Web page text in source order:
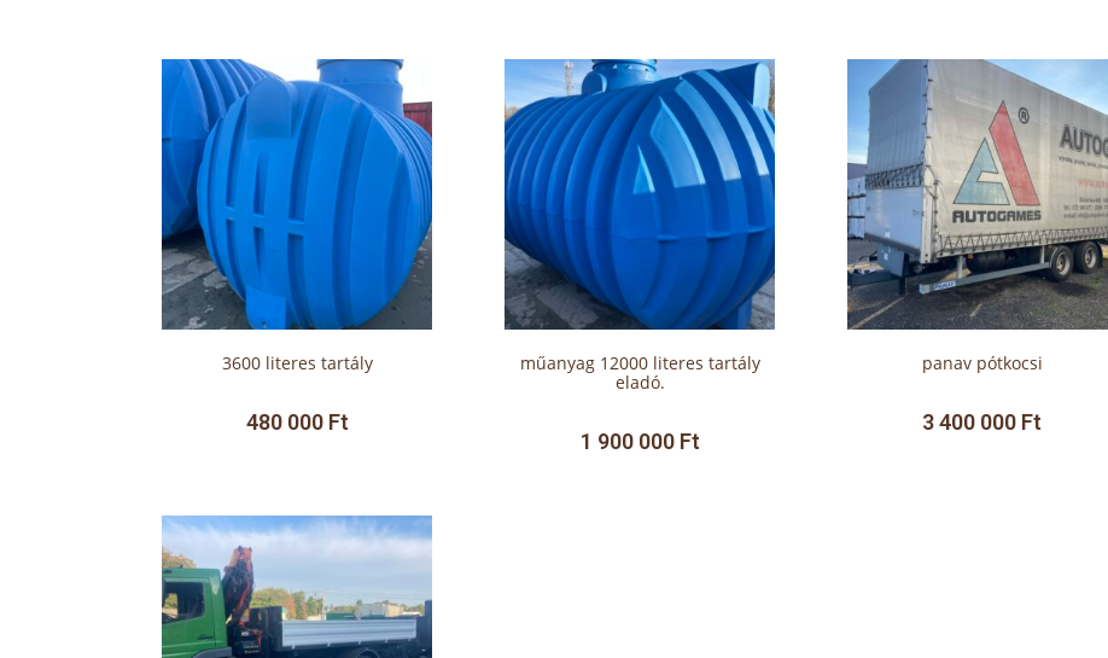
3600 literes tartály
480 000 Ft
műanyag 12000 literes tartály
eladó.
1 900 000 Ft
panav pótkocsi
3 400 000 Ft